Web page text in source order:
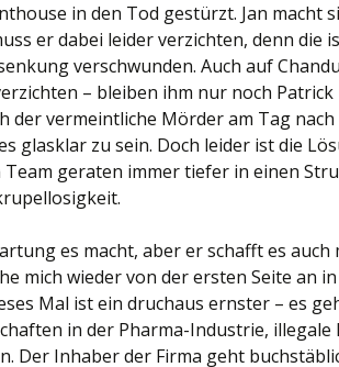
in den Tod gestürzt. Jan macht
er dabei leider verzichten, denn die
verschwunden. Auch auf
– bleiben ihm nur noch Patrick
der vermeintliche Mörder am Tag
glasklar zu sein. Doch leider ist die
Team geraten immer tiefer in einen
es macht, aber er schafft es auch
mich wieder von der ersten Seite an
Mal ist ein druchaus ernster – es
in der Pharma-Industrie, illegale
Der Inhaber der Firma geht